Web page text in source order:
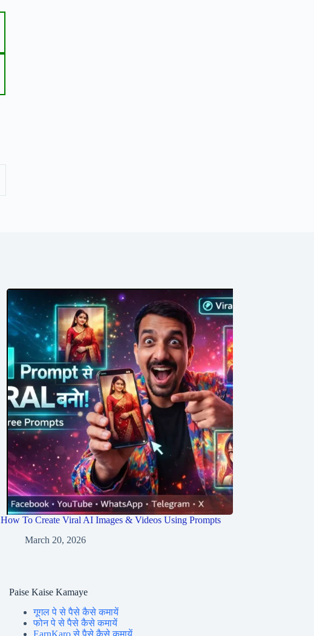
How To Create Viral AI Images & Videos Using Prompts
March 20, 2026
Paise Kaise Kamaye
गूगल पे से पैसे कैसे कमायें
फोन पे से पैसे कैसे कमायें
EarnKaro से पैसे कैसे कमायें